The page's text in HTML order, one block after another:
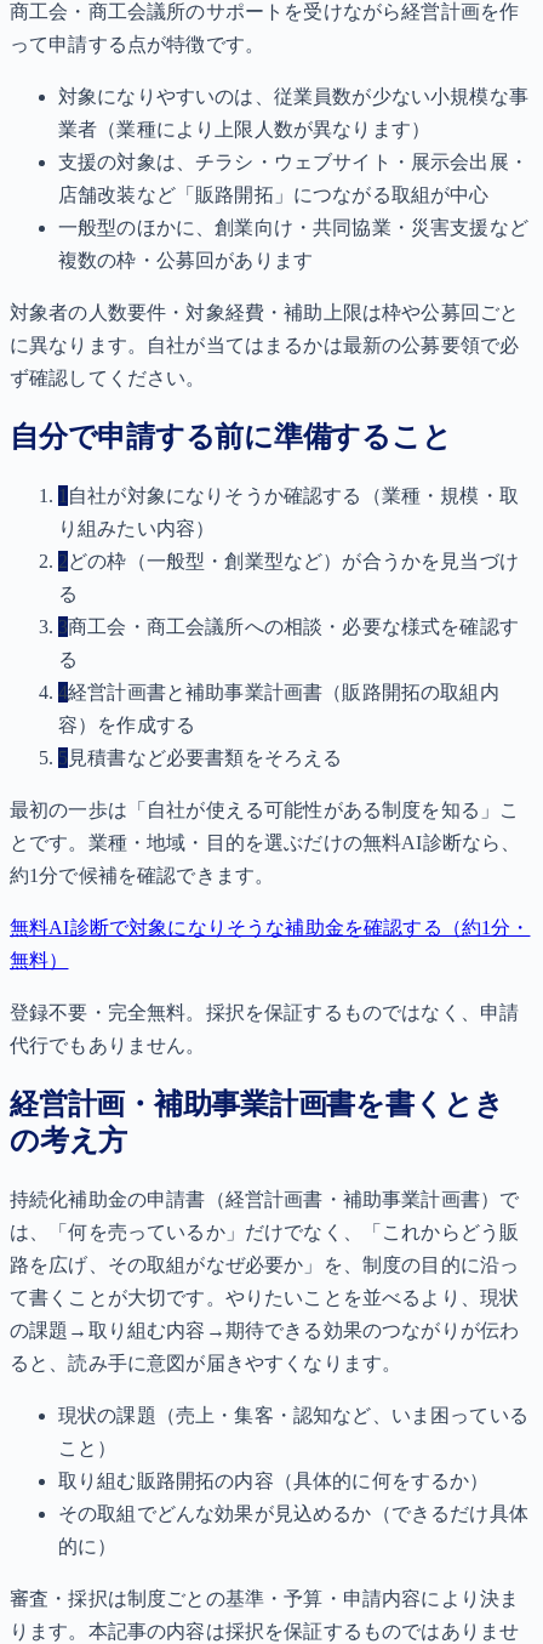
商工会・商工会議所のサポートを受けながら経営計画を作
って申請する点が特徴です。
対象になりやすいのは、従業員数が少ない小規模な事
業者（業種により上限人数が異なります）
支援の対象は、チラシ・ウェブサイト・展示会出展・
店舗改装など「販路開拓」につながる取組が中心
一般型のほかに、創業向け・共同協業・災害支援など
複数の枠・公募回があります
対象者の人数要件・対象経費・補助上限は枠や公募回ごと
に異なります。自社が当てはまるかは最新の公募要領で必
ず確認してください。
自分で申請する前に準備すること
1 自社が対象になりそうか確認する（業種・規模・取
り組みたい内容）
2どの枠（一般型・創業型など）が合うかを見当づけ
る
3商工会・商工会議所への相談・必要な様式を確認す
る
4経営計画書と補助事業計画書（販路開拓の取組内
容）を作成する
5 見積書など必要書類をそろえる
最初の一歩は「自社が使える可能性がある制度を知る」こ
とです。業種・地域・目的を選ぶだけの無料AI診断なら、
約1分で候補を確認できます。
無料AI診断で対象になりそうな補助金を確認する（約1分・
無料）
登録不要・完全無料。採択を保証するものではなく、申請
代行でもありません。
経営計画・補助事業計画書を書くとき
の考え方
持続化補助金の申請書（経営計画書・補助事業計画書）で
は、「何を売っているか」だけでなく、「これからどう販
路を広げ、その取組がなぜ必要か」を、制度の目的に沿っ
て書くことが大切です。やりたいことを並べるより、現状
の課題→取り組む内容→期待できる効果のつながりが伝わ
ると、読み手に意図が届きやすくなります。
現状の課題（売上・集客・認知など、いま困っている
こと）
取り組む販路開拓の内容（具体的に何をするか）
その取組でどんな効果が見込めるか（できるだけ具体
的に）
審査・採択は制度ごとの基準・予算・申請内容により決ま
ります。本記事の内容は採択を保証するものではありませ